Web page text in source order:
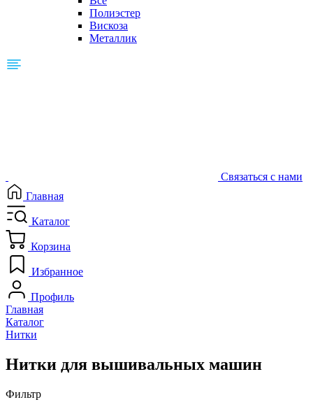
Полиэстер
Вискоза
Металлик
Связаться с нами
Главная
Каталог
Корзина
Избранное
Профиль
Главная
Каталог
Нитки
Нитки для вышивальных машин
Фильтр